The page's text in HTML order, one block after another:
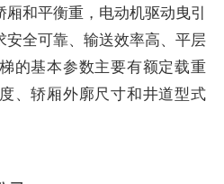
和平衡重，电动机驱动曳引
全可靠、输送效率高、平层
的基本参数主要有额定载重
、轿厢外廓尺寸和井道型式